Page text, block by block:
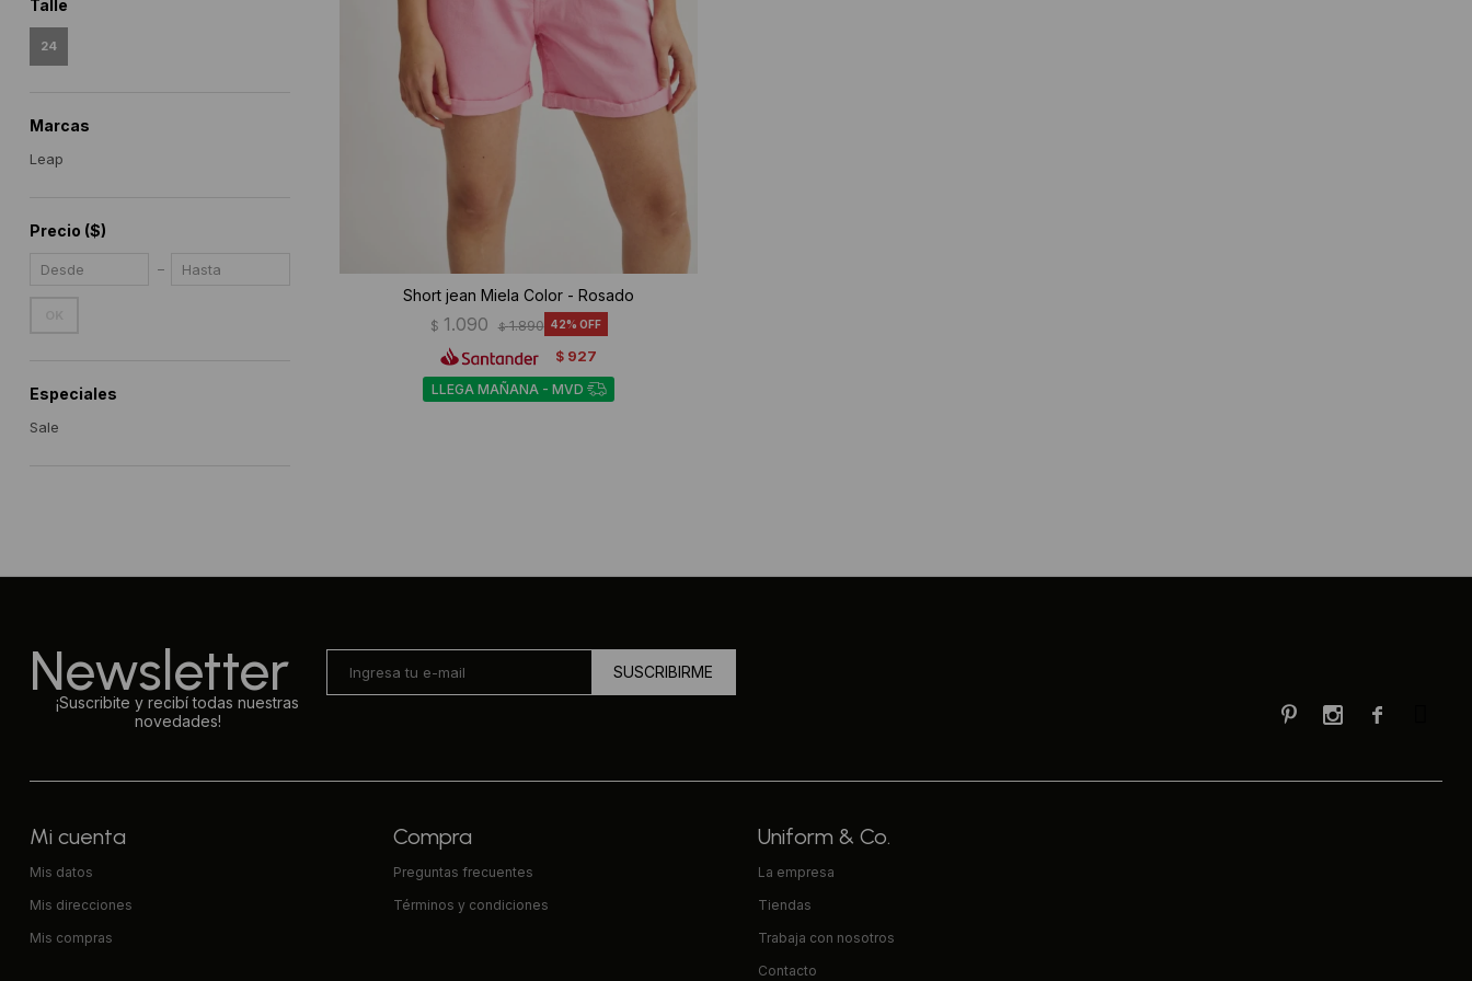
Short jean Miela Color - Rosado
$ 1.090 $ 1.890 42
$ 927
LLEGA MAÑANA - MVD
Talle
24
Marcas
Leap
Precio ($)
Especiales
Sale
Newsletter
¡Suscribite y recibí todas nuestras
novedades!
SUSCRIBIRME

 
Mi cuenta
Mis datos
Mis direcciones
Mis compras
Compra
Preguntas frecuentes
Términos y condiciones
Uniform & Co.
La empresa
Tiendas
Trabaja con nosotros
Contacto